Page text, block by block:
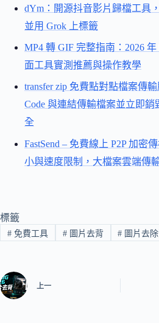
dYm：開源抖音影片歸檔工具
並用 Grok 上標籤
MP4 轉 GIF 完整指南：2026
面工具實測推薦與操作教學
transfer zip 免費點對點檔案傳
Code 與連結傳輸檔案並立即銷
全
FastSend – 免費線上 P2P 加密
小與速度限制，大檔案雲端傳
標籤
#免費工具 #圖片去背 # 圖片去
上一